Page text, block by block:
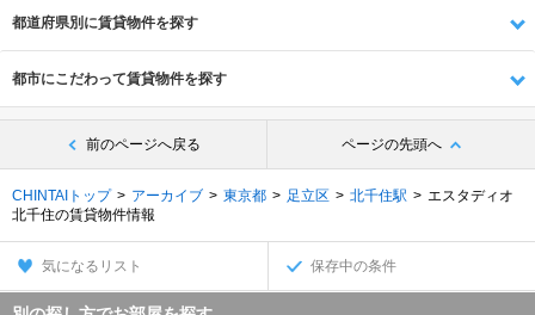
都道府県別に賃貸物件を探す
都市にこだわって賃貸物件を探す
前のページへ戻る ページの先頭へ
CHINTAIトップ アーカイブ 東京都 足立区 北千住駅
エスタディオ
北千住の賃貸物件情報
気になるリスト 保存中の条件